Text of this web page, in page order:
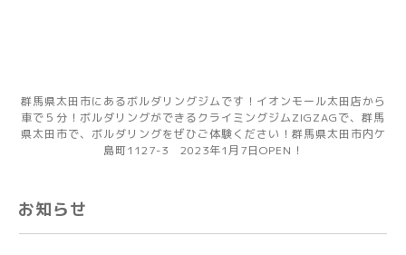
群馬県太田市にあるボルダリングジムです！イオンモール太田店から
車で５分！ボルダリングができるクライミングジムZIGZAGで、群馬
県太田市で、ボルダリングをぜひご体験ください！群馬県太田市内ケ
島町1127-3 2023年1月7日OPEN！
お知らせ